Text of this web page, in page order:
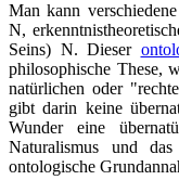
Man kann
N,
Seins) N. Dieser
philosophische These,
natürlichen oder
gibt darin keine
Wunder eine
Naturalismus und
ontologische